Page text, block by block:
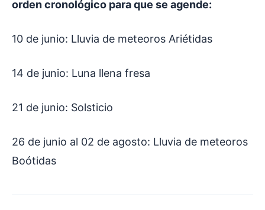
orden cronológico para que se agende:
10 de junio: Lluvia de meteoros Ariétidas
14 de junio: Luna llena fresa
21 de junio: Solsticio
26 de junio al 02 de agosto: Lluvia de meteoros
Boótidas